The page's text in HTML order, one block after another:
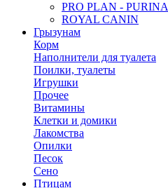
PRO PLAN - PURINA
ROYAL CANIN
Грызунам
Корм
Наполнители для туалета
Поилки, туалеты
Игрушки
Прочее
Витамины
Клетки и домики
Лакомства
Опилки
Песок
Сено
Птицам